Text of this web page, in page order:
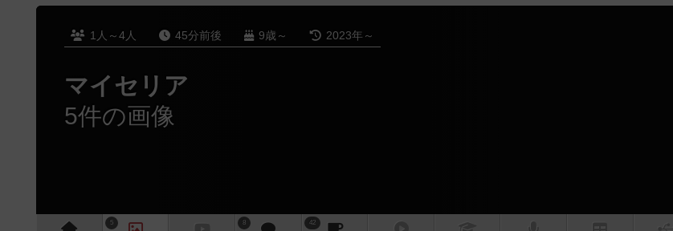
1人～4人 45分前後 9歳～ 2023年～
マイセリア
5件の画像
5 8 42